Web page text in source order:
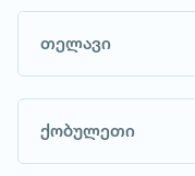
თელავი
ქობულეთი